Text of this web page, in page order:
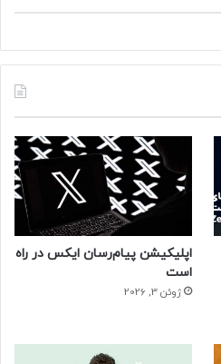
اپلیکیشن پیام‌رسان ایکس در راه
است
ژوئن 3, 2026